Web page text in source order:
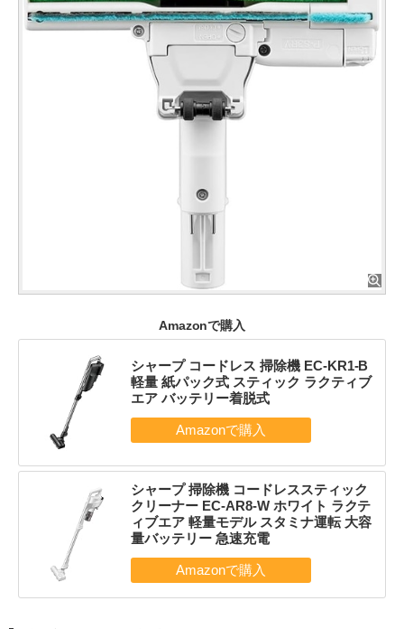
Amazonで購入
シャープ コードレス 掃除機 EC-KR1-B
軽量 紙パック式 スティック ラクティブ
エア バッテリー着脱式
シャープ 掃除機 コードレススティック
クリーナー EC-AR8-W ホワイト ラクテ
ィブエア 軽量モデル スタミナ運転 大容
量バッテリー 急速充電